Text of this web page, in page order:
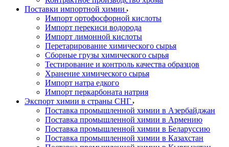
Поставки импортной химии
Импорт ортофосфорной кислоты
Импорт перекиси водорода
Импорт лимонной кислоты
Перетарирование химического сырья
Сборные грузы химического сырья
Тестирование и контроль качества образцов
Хранение химического сырья
Импорт натра едкого
Импорт перкарбоната натрия
Экспорт химии в страны СНГ
Поставка промышленной химии в Азербайджан
Поставка промышленной химии в Армению
Поставка промышленной химии в Беларуссию
Поставка промышленной химии в Казахстан